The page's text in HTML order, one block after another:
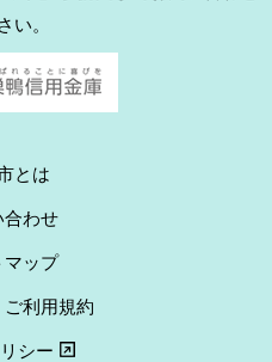
い。
とは
合わせ
マップ
ご利用規約
シー